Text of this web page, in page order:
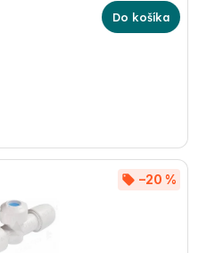
Do košíka
–20 %